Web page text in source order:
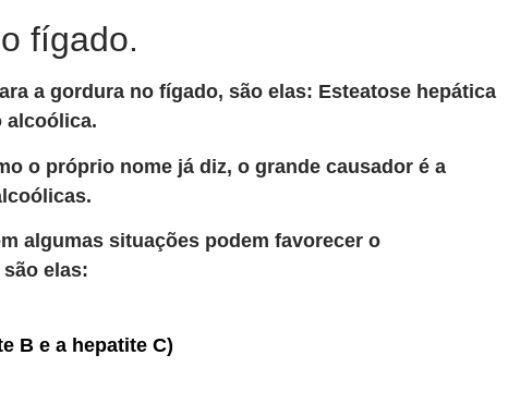
fígado.
a gordura no fígado, são elas: Esteatose hepática
alcoólica.
o próprio nome já diz, o grande causador é a
algumas situações podem favorecer o
elas:
B e a hepatite C)